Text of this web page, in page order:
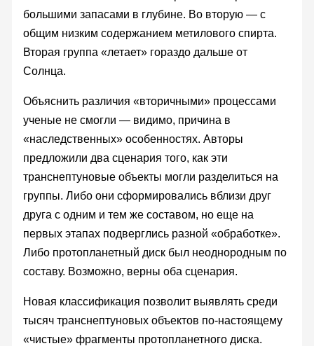
большими запасами в глубине. Во вторую — с
общим низким содержанием метилового спирта.
Вторая группа «летает» гораздо дальше от
Солнца.
Объяснить различия «вторичными» процессами
ученые не смогли — видимо, причина в
«наследственных» особенностях. Авторы
предложили два сценария того, как эти
транснептуновые объекты могли разделиться на
группы. Либо они сформировались вблизи друг
друга с одним и тем же составом, но еще на
первых этапах подверглись разной «обработке».
Либо протопланетный диск был неоднородным по
составу. Возможно, верны оба сценария.
Новая классификация позволит выявлять среди
тысяч транснептуновых объектов по-настоящему
«чистые» фрагменты протопланетного диска.